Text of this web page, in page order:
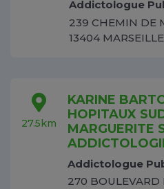
Addictologue
239 CHEMIN DE
13404 MARSEILLE
27.5km
KARINE
HOPITAUX
MARGUERITE
Addictologue
270 BOULEVARD